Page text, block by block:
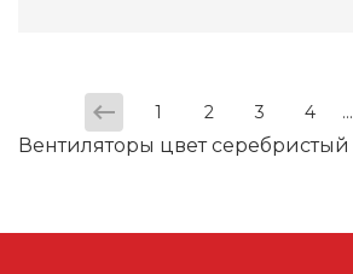
1 2 3 4 ...
Вентиляторы цвет серебристый